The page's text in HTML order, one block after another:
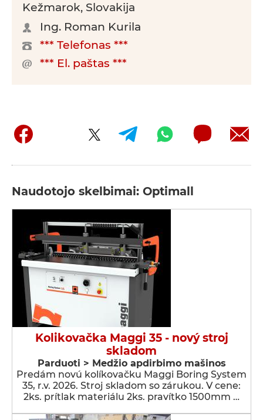
Kežmarok, Slovakija
Ing. Roman Kurila
*** Telefonas ***
*** El. paštas ***
Naudotojo skelbimai: Optimall
Kolikovačka Maggi 35 - nový stroj
skladom
Parduoti > Medžio apdirbimo mašinos
Predám novú kolíkovačku Maggi Boring System
35, r.v. 2026. Stroj skladom so zárukou. V cene:
2ks. prítlak materiálu 2ks. pravítko 1500mm …